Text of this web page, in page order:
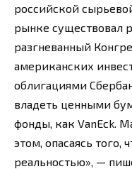
российской
рынке существовал
разгневанный
американских
облигациями
владеть ценными
фонды, как VanEck.
этом, опасаясь того,
реальностью», —